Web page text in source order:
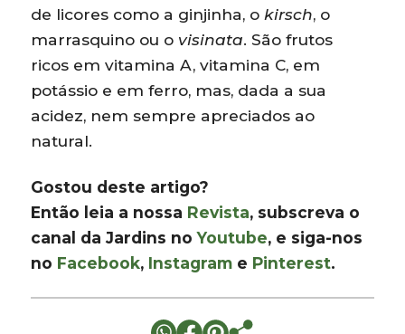
de licores como a ginjinha, o kirsch, o
marrasquino ou o visinata. São frutos
ricos em vitamina A, vitamina C, em
potássio e em ferro, mas, dada a sua
acidez, nem sempre apreciados ao
natural.
Gostou deste artigo?
Então leia a nossa Revista, subscreva o
canal da Jardins noYoutube, e siga-nos
no Facebook, Instagram e Pinterest.